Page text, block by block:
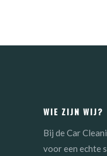
WIE ZIJN WIJ?
Bij de Car
voor een echte